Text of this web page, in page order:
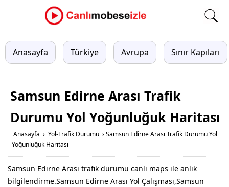
Anasayfa Türkiye Avrupa Sınır Kapıları
Samsun Edirne Arası Trafik
Durumu Yol Yoğunluğuk Haritası
Anasayfa › Yol-Trafik Durumu › Samsun Edirne Arası Trafik Durumu Yol
Yoğunluğuk Haritası
Samsun Edirne Arası trafik durumu canlı maps ile anlık
bilgilendirme.Samsun Edirne Arası Yol Çalışması,Samsun